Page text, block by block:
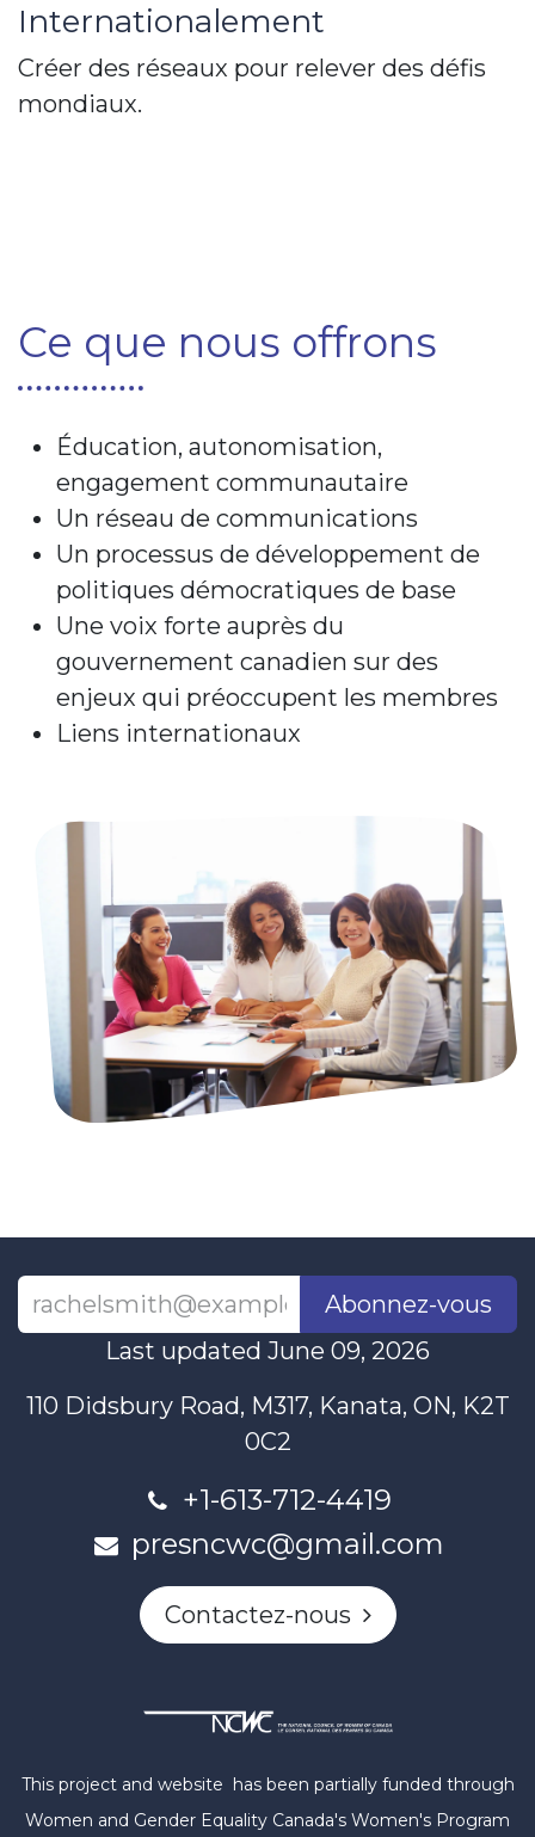
Internationalement
Créer des réseaux pour relever des défis
mondiaux.
Ce que nous offrons
Éducation, autonomisation,
engagement communautaire​
Un réseau de communications​
Un processus de développement de
politiques démocratiques de base​
Une voix forte auprès du
gouvernement canadien sur des
enjeux qui préoccupent les membres​
Liens internationaux
Abonnez-vous
Last updated June 09, 2026
110 Didsbury Road, M317, Kanata, ON, K2T
0C2
+1-613-712-4419
presncwc@gmail.com
Contactez-nous
This project and website has been partially funded through
Women and Gender Equality Canada's Women's Program